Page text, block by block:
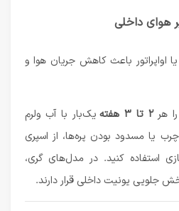
اواپراتور باعث کاهش جریان هوا و
را هر۲ تا ۳ هفته
یک‌بار با آب ولرم
یا مسدود بودن پره‌ها، از اسپری
استفاده کنید. در مدل‌های گری،
جلویی یونیت داخلی قرار دارند.